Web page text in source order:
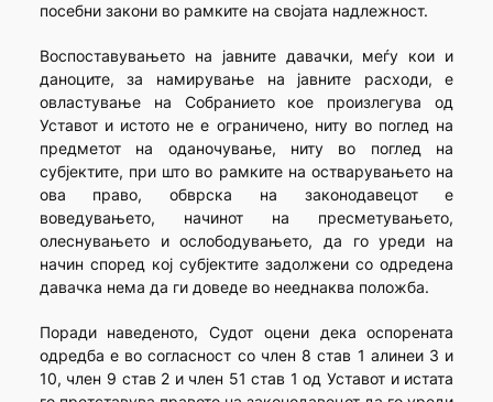
посебни закони во рамките на својата надлежност.
Воспоставувањето на јавните давачки, меѓу кои и
даноците, за намирување на јавните расходи, е
овластување на Собранието кое произлегува од
Уставот и истото не е ограничено, ниту во поглед на
предметот на оданочување, ниту во поглед на
субјектите, при што во рамките на остварувањето на
ова право, обврска на законодавецот е
воведувањето, начинот на пресметувањето,
олеснувањето и ослободувањето, да го уреди на
начин според кој субјектите задолжени со одредена
давачка нема да ги доведе во нееднаква положба.
Поради наведеното, Судот оцени дека оспорената
одредба е во согласност со член 8 став 1 алинеи 3 и
10, член 9 став 2 и член 51 став 1 од Уставот и истата